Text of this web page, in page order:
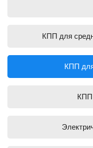
КПП для
КПП для
КПП